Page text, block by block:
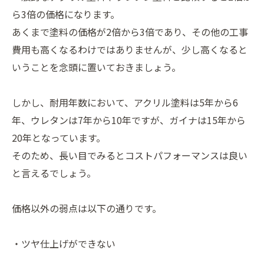
ら3倍の価格になります。
あくまで塗料の価格が2倍から3倍であり、その他の工事
費用も高くなるわけではありませんが、少し高くなると
いうことを念頭に置いておきましょう。
しかし、耐用年数において、アクリル塗料は5年から6
年、ウレタンは7年から10年ですが、ガイナは15年から
20年となっています。
そのため、長い目でみるとコストパフォーマンスは良い
と言えるでしょう。
価格以外の弱点は以下の通りです。
・ツヤ仕上げができない